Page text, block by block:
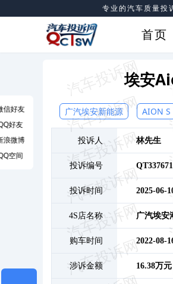
专业的汽车质量投
首页
埃安
广汽埃安新能源 AION S
投诉人 林先生
投诉编号 QT337671
投诉时间 2025-06-
4S店名称 广汽埃安
购车时间 2022-08-
涉诉金额 16.38万元
信好友
好友
浪微博
空间